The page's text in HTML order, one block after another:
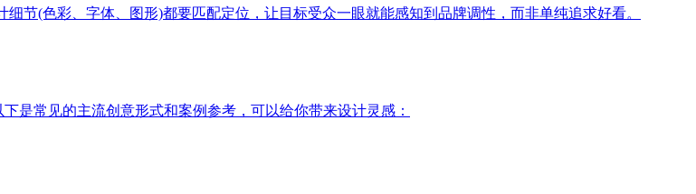
(色彩、字体、图形)都要匹配定位，让目标受众一眼就能感知到品牌调性，而非单纯追求好看。
是常见的主流创意形式和案例参考，可以给你带来设计灵感：